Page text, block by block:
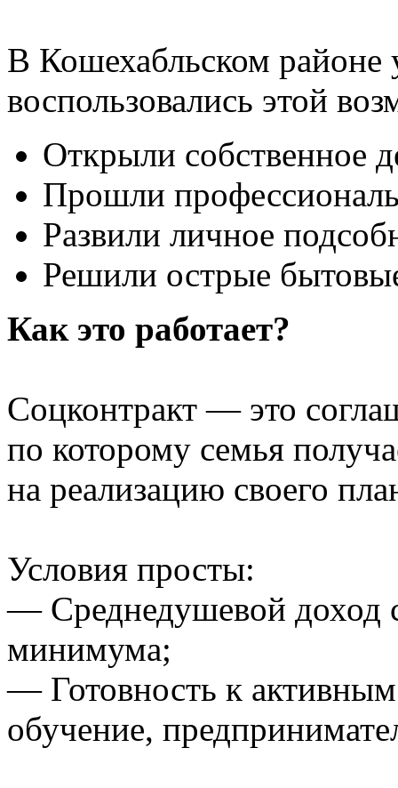
В Кошехабльском районе
воспользовались этой
Открыли собственное
Прошли
Развили личное
Решили острые
Как это работает?
Соцконтракт — это
по которому семья
на реализацию своего
Условия просты:
— Среднедушевой доход
минимума;
— Готовность к
обучение,